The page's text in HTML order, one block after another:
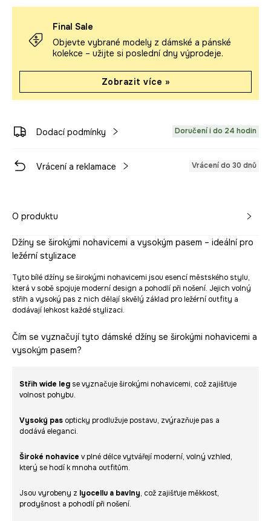
Final Sale
Objevte vybrané modely z dámské a pánské
kolekce – užijte si poslední dny výprodeje.
Zobrazit více »
Dodací podmínky Doručení i do 24 hodin
Vrácení a reklamace Vrácení do 30 dnů
O produktu
Džíny se širokými nohavicemi a vysokým pasem – ideální pro
ležérní stylizace
Tyto bílé džíny se širokými nohavicemi jsou esencí městského stylu,
která v sobě spojuje moderní design a pohodlí při nošení. Jejich volný
střih a vysoký pas z nich dělají skvělý základ pro ležérní outfity a
dodávají lehkost každé stylizaci.
Čím se vyznačují tyto dámské džíny se širokými nohavicemi a
vysokým pasem?
Střih wide leg se vyznačuje širokými nohavicemi, což zajišťuje
volnost pohybu.
Vysoký pas opticky prodlužuje postavu, zvýrazňuje pas a
dodává eleganci.
Široké nohavice v plné délce vytvářejí moderní, volný vzhled,
který se hodí k mnoha outfitům.
Jsou vyrobeny z lyocellu a bavlny, což zajišťuje měkkost,
prodyšnost a pohodlí při nošení.